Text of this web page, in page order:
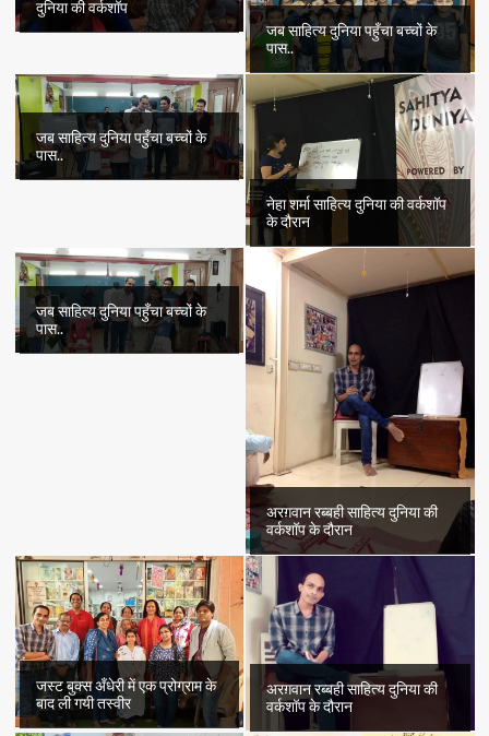
दुनिया की वर्कशॉप
जब साहित्य दुनिया पहुँचा बच्चों के
पास..
जब साहित्य दुनिया पहुँचा बच्चों के
पास..
नेहा शर्मा साहित्य दुनिया की वर्कशॉप
के दौरान
जब साहित्य दुनिया पहुँचा बच्चों के
पास..
अरग़वान रब्बही साहित्य दुनिया की
वर्कशॉप के दौरान
जस्ट बुक्स अँधेरी में एक प्रोग्राम के
बाद ली गयी तस्वीर
अरग़वान रब्बही साहित्य दुनिया की
वर्कशॉप के दौरान